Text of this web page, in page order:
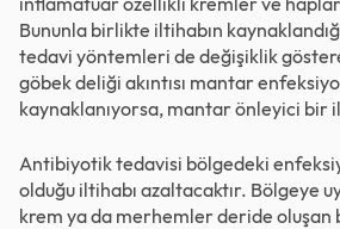
Bununla birlikte iltihabın
tedavi yöntemleri de değişiklik
göbek deliği akıntısı mantar
kaynaklanıyorsa, mantar önleyici bir
Antibiyotik tedavisi bölgedeki
olduğu iltihabı azaltacaktır. Bölgeye
krem ya da merhemler deride